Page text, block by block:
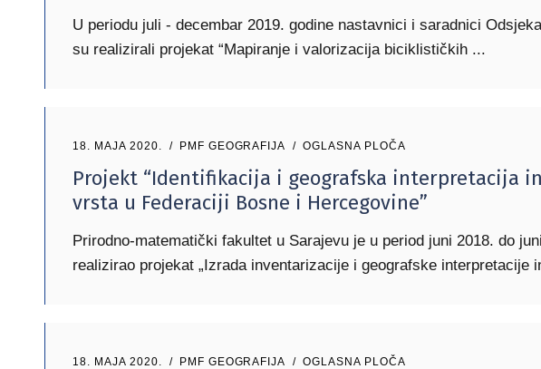
U periodu juli - decembar 2019. godine nastavnici i saradnici
su realizirali projekat “Mapiranje i valorizacija biciklističkih
18. MAJA 2020. PMF GEOGRAFIJA OGLASNA PLOČA
Projekt “Identifikacija i geografska interpretacija
vrsta u Federaciji Bosne i Hercegovine”
Prirodno-matematički fakultet u Sarajevu je u period juni 2018. do
realizirao projekat „Izrada inventarizacije i geografske interpretacije
18. MAJA 2020. PMF GEOGRAFIJA OGLASNA PLOČA